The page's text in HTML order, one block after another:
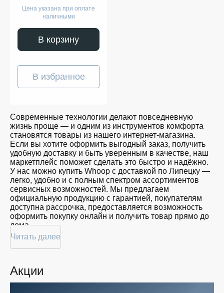
Цена указана при оплате
наличными
В корзину
В избранное
Современные технологии делают повседневную
жизнь проще — и одним из инструментов комфорта
становятся товары из нашего интернет-магазина.
Если вы хотите оформить выгодный заказ, получить
удобную доставку и быть уверенным в качестве, наш
маркетплейс поможет сделать это быстро и надёжно.
У нас можно купить Whoop с доставкой по Липецку —
легко, удобно и с полным спектром ассортиментов
сервисных возможностей. Мы предлагаем
официальную продукцию с гарантией, покупателям
доступна рассрочка, предоставляется возможность
оформить покупку онлайн и получить товар прямо до
дома.
Покупателям доступна покупка Whoop по
привлекательной цене: мы регулярно обновляем
предоставляем большой выбор продукции. В нашем
магазине в Липецке вы всегда найдёте нужный
Читать далее
Акции